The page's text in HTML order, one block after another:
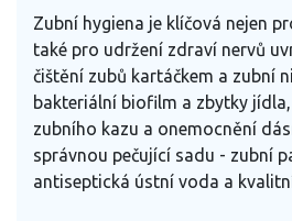
Zubní hygiena je klíčová nejen
také pro udržení zdraví nervů
čištění zubů kartáčkem a zubní
bakteriální biofilm a zbytky
zubního kazu a onemocnění
správnou pečující sadu - zubní
antiseptická ústní voda a